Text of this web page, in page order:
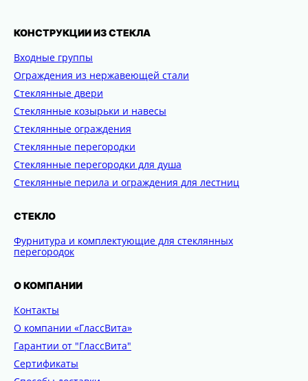
КОНСТРУКЦИИ ИЗ СТЕКЛА
Входные группы
Ограждения из нержавеющей стали
Стеклянные двери
Стеклянные козырьки и навесы
Стеклянные ограждения
Стеклянные перегородки
Стеклянные перегородки для душа
Стеклянные перила и ограждения для лестниц
СТЕКЛО
Фурнитура и комплектующие для стеклянных
перегородок
О КОМПАНИИ
Контакты
О компании «ГлассВита»
Гарантии от "ГлассВита"
Сертификаты